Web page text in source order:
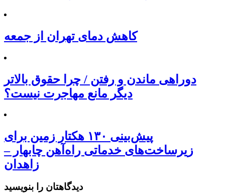
کاهش دمای تهران از جمعه
دوراهی ماندن و رفتن / چرا حقوق بالاتر
دیگر مانع مهاجرت نیست؟
پیش‌بینی ۱۳۰ هکتار زمین برای
زیرساخت‌های خدماتی راه‌آهن چابهار –
زاهدان
دیدگاهتان را بنویسید